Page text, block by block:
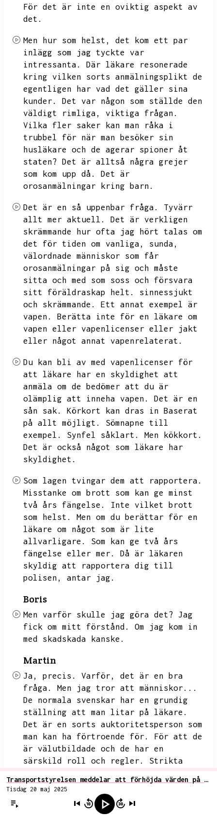
För det är inte en oviktig aspekt av
det.
Men hur som helst,
det kom ett par
inlägg som jag tyckte var
intressanta.
Där läkare resonerade
kring vilken sorts anmälningsplikt de
egentligen har vad det gäller sina
kunder.
Det var någon som ställde den
väldigt rimliga,
viktiga frågan.
Vilka fler saker kan man råka i
trubbel för när man besöker sin
husläkare och de agerar spioner åt
staten? Det är alltså några grejer
som kom upp då.
Det är
orosanmälningar kring barn.
Det är en så uppenbar fråga.
Tyvärr
allt mer aktuell.
Det är verkligen
skrämmande hur ofta jag hört talas om
det för tiden om vanliga,
sunda,
välordnade människor som får
orosanmälningar på sig och måste
sitta och med som soss och försvara
sitt föräldraskap helt.
sinnessjukt
och skrämmande.
Ett annat exempel är
vapen.
Berätta inte för en läkare om
vapen eller vapenlicenser eller jakt
eller något annat vapenrelaterat.
Du kan bli av med vapenlicenser för
att läkare har en skyldighet att
anmäla om de bedömer att du är
olämplig att inneha vapen.
Det är en
sån sak.
Körkort kan dras in Baserat
på allt möjligt.
Sömnapne till
exempel.
Synfel såklart.
Men kökkort.
Det är också något som läkare har
skyldighet.
Som lagen tvingar dem att rapportera.
Misstanke om brott som kan ge minst
två års fängelse.
Inte vilket brott
som helst.
Men om du berättar för en
läkare om något som är lite
allvarligare.
Som kan ge två års
fängelse eller mer.
Då är läkaren
skyldig att rapportera dig till
polisen,
antar jag.
Boris
Men varför skulle jag göra det? Jag
fick om mitt förstånd.
Om jag kom in
med skadskada kanske.
Martin
Ja, precis. Varför,
det är en bra
fråga.
Men jag tror att människor...
De normala svenskar har en grundig
ställning att man litar på läkare.
Det är en sorts auktoritetsperson som
man kan ha förtroende för.
För att de
är välutbildade och de har en
särskild roll och regler.
Strikta
så vidare. Problemet är bara, det som
jag tycker är värt att uppmärksamma,
är att de här reglerna som styr vad
Transportstyrelsen meddelar att förhöjda värden på PEth-prover inte ensamt ska kunna ligga till grund för att körkort ska dras in
Tisdag 20 maj 2025